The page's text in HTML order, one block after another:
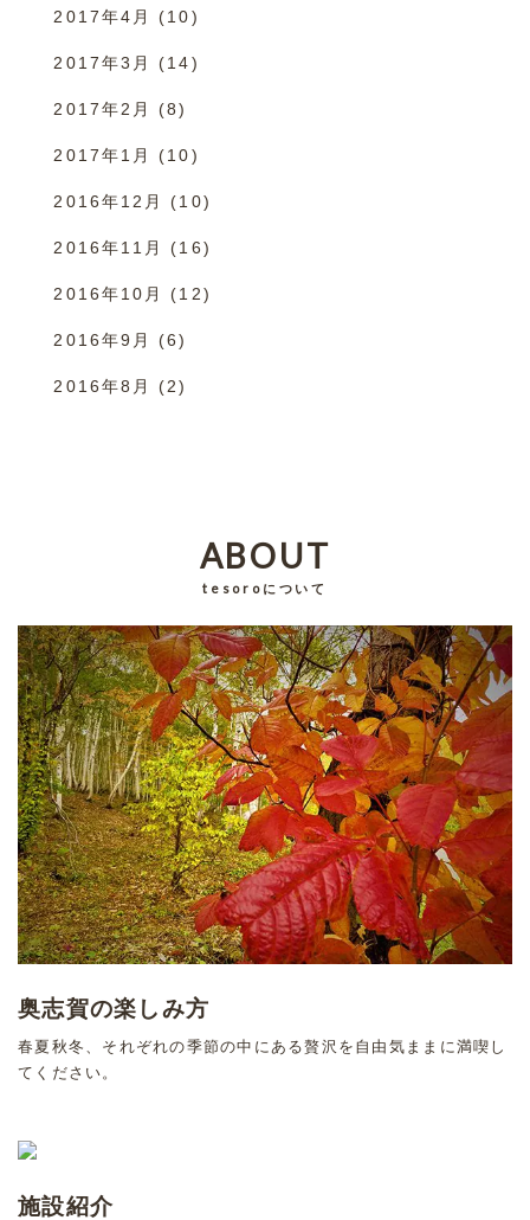
2017年4月 (10)
2017年3月 (14)
2017年2月 (8)
2017年1月 (10)
2016年12月 (10)
2016年11月 (16)
2016年10月 (12)
2016年9月 (6)
2016年8月 (2)
ABOUT
tesoroについて
奥志賀の楽しみ方
春夏秋冬、それぞれの季節の中にある贅沢を自由気ままに満喫し
てください。
施設紹介